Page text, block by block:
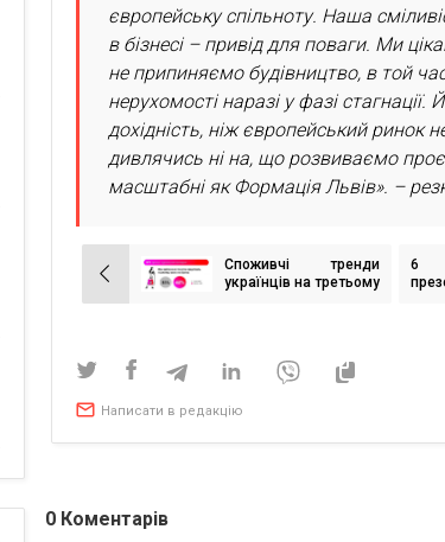
європейську спільноту. Наша
в бізнесі – привід для поваги. Ми
не припиняємо будівництво, в той
нерухомості наразі у фазі
дохідність, ніж європейський ринок
дивлячись ні на, що розвиваємо
масштабні як Формація Львів». –
Навігація
записів
Споживчі тренди
українців на третьому
обирають українське
— дослідження
6
Написати в редакцію
0 Коментарів